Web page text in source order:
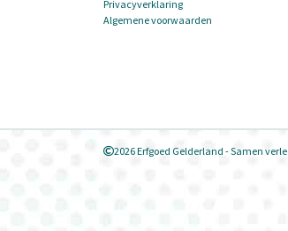
Privacyverklaring
Algemene voorwaarden
2026 Erfgoed Gelderland - Samen